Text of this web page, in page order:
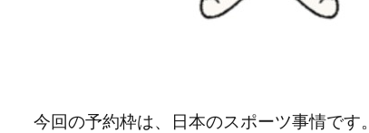
今回の予約枠は、日本のスポーツ事情です。